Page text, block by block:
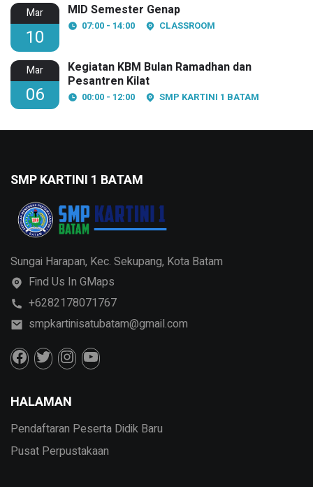
Mar
10
MID Semester Genap
07:00 - 14:00 CLASSROOM
Mar
06
Kegiatan KBM Bulan Ramadhan dan
Pesantren Kilat
00:00 - 12:00 SMP KARTINI 1 BATAM
SMP KARTINI 1 BATAM
Sungai Harapan, Kec. Sekupang, Kota Batam
Find Us In GMaps
+6282178071767
smpkartinisatubatam@gmail.com
HALAMAN
Pendaftaran Peserta Didik Baru
Pusat Perpustakaan